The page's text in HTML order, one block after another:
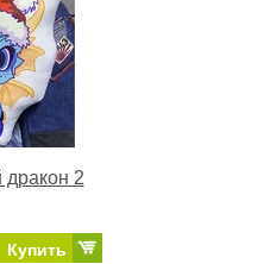
дракон 2
Купить